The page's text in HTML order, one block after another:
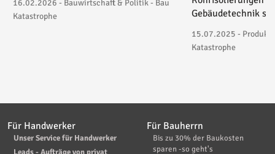
16.02.2026 - Bauwirtschaft & Politik - Bau
Katastrophe
Gebäudetechnik
15.07.2025 -
Katastrophe
Für Handwerker
Unser Service für Handwerker
Für Bauherrn
Bis zu 30% der Baukosten
sparen -so geht's